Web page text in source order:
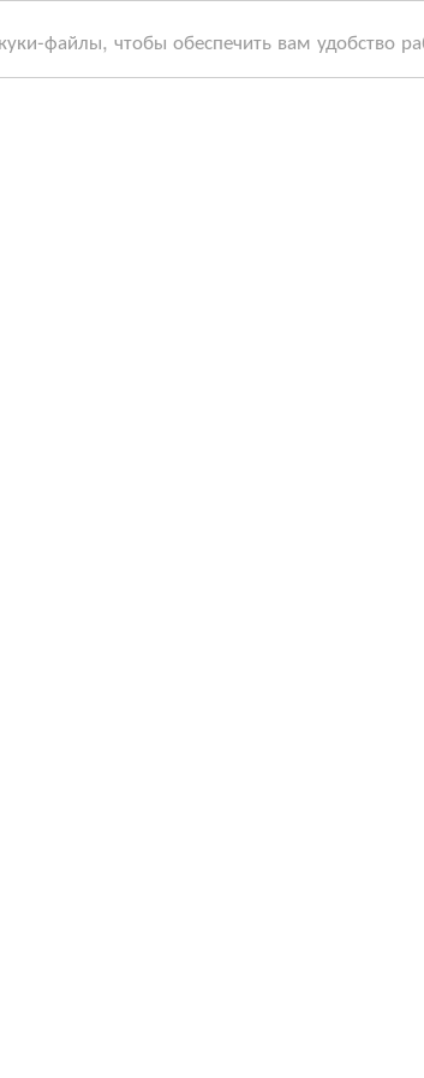
файлы, чтобы обеспечить вам удобство